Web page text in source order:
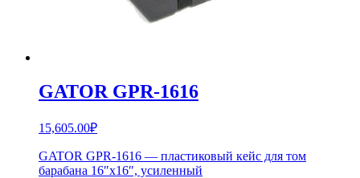
GATOR GPR-1616
15,605.00₽
GATOR GPR-1616 — пластиковый кейс для том
барабана 16″х16″, усиленный